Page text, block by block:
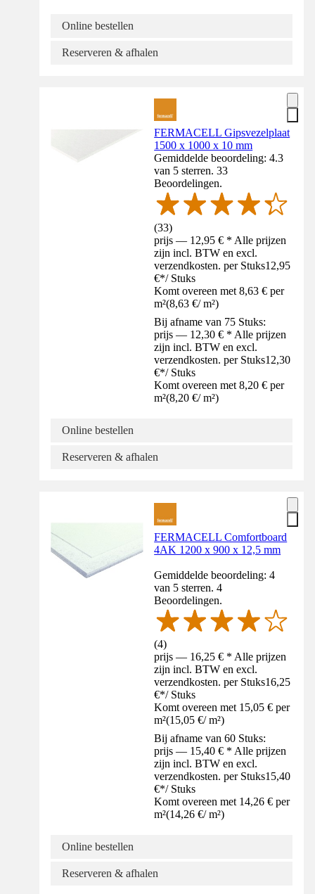
Online bestellen
Reserveren & afhalen
FERMACELL Gipsvezelplaat
1500 x 1000 x 10 mm
Gemiddelde beoordeling: 4.3
van 5 sterren. 33
Beoordelingen.
(33)
prijs — 12,95 € * Alle prijzen
zijn incl. BTW en excl.
verzendkosten. per Stuks12,95
€*/ Stuks
Komt overeen met 8,63 € per
m²(8,63 €/ m²)
Bij afname van 75 Stuks:
prijs — 12,30 € * Alle prijzen
zijn incl. BTW en excl.
verzendkosten. per Stuks12,30
€*/ Stuks
Komt overeen met 8,20 € per
m²(8,20 €/ m²)
Online bestellen
Reserveren & afhalen
FERMACELL Comfortboard
4AK 1200 x 900 x 12,5 mm
Gemiddelde beoordeling: 4
van 5 sterren. 4
Beoordelingen.
(4)
prijs — 16,25 € * Alle prijzen
zijn incl. BTW en excl.
verzendkosten. per Stuks16,25
€*/ Stuks
Komt overeen met 15,05 € per
m²(15,05 €/ m²)
Bij afname van 60 Stuks:
prijs — 15,40 € * Alle prijzen
zijn incl. BTW en excl.
verzendkosten. per Stuks15,40
€*/ Stuks
Komt overeen met 14,26 € per
m²(14,26 €/ m²)
Online bestellen
Reserveren & afhalen